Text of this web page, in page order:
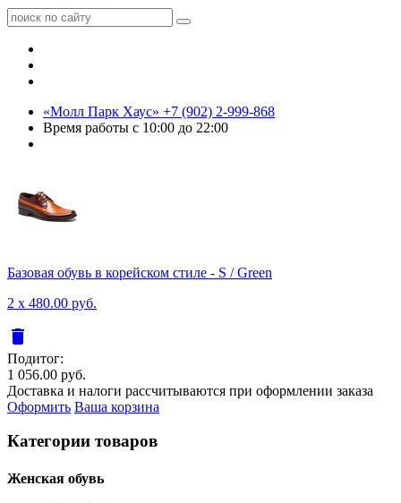
«Молл Парк Хаус» +7 (902) 2-999-868
Время работы с 10:00 до 22:00
Базовая обувь в корейском стиле - S / Green
2 x 480.00 руб.
delete
Подитог:
1 056.00 руб.
Доставка и налоги рассчитываются при оформлении заказа
Оформить Ваша корзина
Категории товаров
Женcкая обувь